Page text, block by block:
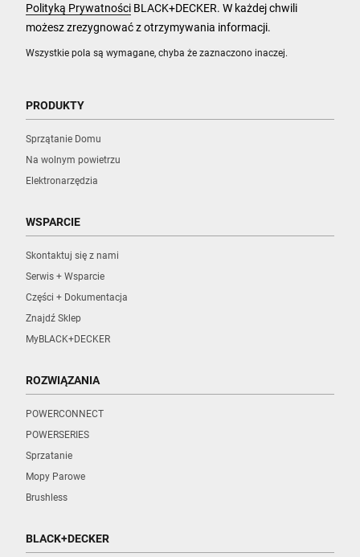
Wszystkie pola są wymagane, chyba że zaznaczono inaczej.
Polityką Prywatności BLACK+DECKER. W każdej chwili
możesz zrezygnować z otrzymywania informacji.
PRODUKTY
Sprzątanie Domu
Na wolnym powietrzu
Elektronarzędzia
WSPARCIE
Skontaktuj się z nami
Serwis + Wsparcie
Części + Dokumentacja
Znajdź Sklep
MyBLACK+DECKER
ROZWIĄZANIA
POWERCONNECT
POWERSERIES
Sprzatanie
Mopy Parowe
Brushless
BLACK+DECKER